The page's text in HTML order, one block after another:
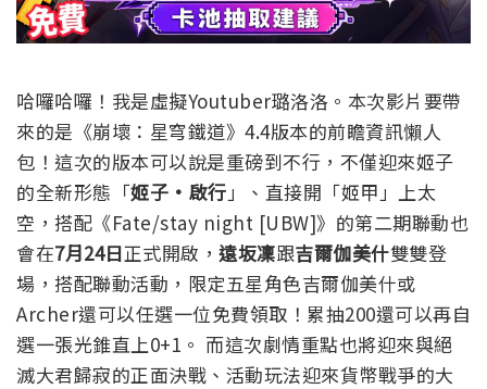
哈囉哈囉！我是虛擬Youtuber璐洛洛。本次影片要帶
來的是《崩壞：星穹鐵道》4.4版本的前瞻資訊懶人
包！這次的版本可以說是重磅到不行，不僅迎來姬子
的全新形態「姬子·啟行 」、直接開「姬甲」上太
空，搭配《Fate/stay night [UBW]》的第二期聯動也
會在7月24日正式開啟， 遠坂凜跟吉爾伽美什雙雙登
場，搭配聯動活動，限定五星角色吉爾伽美什或
Archer還可以任選一位免費領取！累抽200還可以再自
選一張光錐直上0+1。 而這次劇情重點也將迎來與絕
滅大君歸寂的正面決戰、活動玩法迎來貨幣戰爭的大